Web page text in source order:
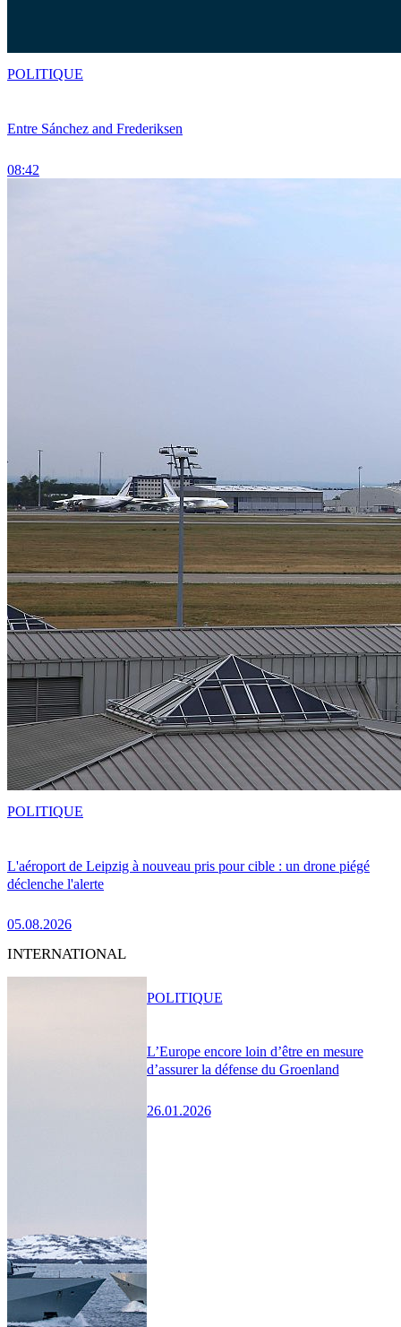
Entre Sánchez and Frederiksen
08:42
POLITIQUE
L'aéroport de Leipzig à nouveau pris pour cible : un drone piégé
déclenche l'alerte
05.08.2026
POLITIQUE
INTERNATIONAL
L’Europe encore loin d’être en mesure
d’assurer la défense du Groenland
26.01.2026
POLITIQUE